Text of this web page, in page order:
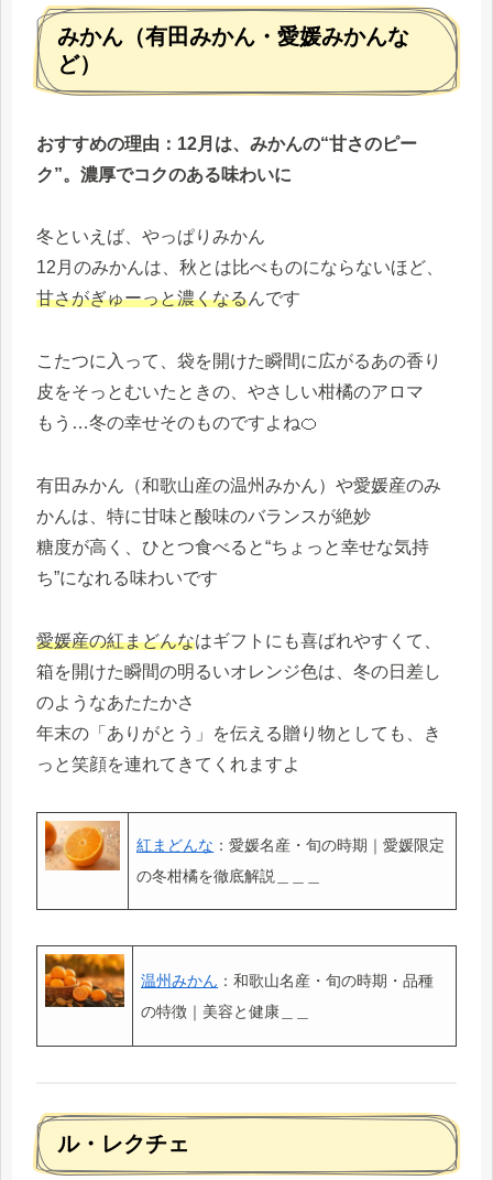
みかん（有田みかん・愛媛みかんな
ど）
おすすめの理由：12月は、みかんの“甘さのピー
ク”。濃厚でコクのある味わいに
冬といえば、やっぱりみかん
12月のみかんは、秋とは比べものにならないほど、
甘さがぎゅーっと濃くなるんです
こたつに入って、袋を開けた瞬間に広がるあの香り
皮をそっとむいたときの、やさしい柑橘のアロマ
もう…冬の幸せそのものですよね🍊
有田みかん（和歌山産の温州みかん）や愛媛産のみ
かんは、特に甘味と酸味のバランスが絶妙
糖度が高く、ひとつ食べると“ちょっと幸せな気持
ち”になれる味わいです
愛媛産の紅まどんなはギフトにも喜ばれやすくて、
箱を開けた瞬間の明るいオレンジ色は、冬の日差し
のようなあたたかさ
年末の「ありがとう」を伝える贈り物としても、き
っと笑顔を連れてきてくれますよ
紅まどんな ：愛媛名産・旬の時期｜愛媛限定
の冬柑橘を徹底解説＿＿＿
温州みかん ：和歌山名産・旬の時期・品種
の特徴｜美容と健康＿＿
ル・レクチェ